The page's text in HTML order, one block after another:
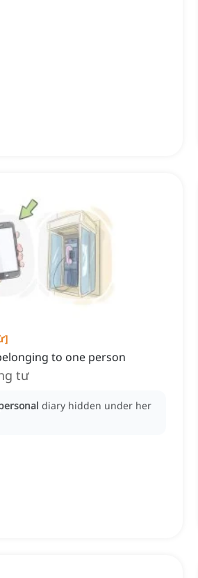
]
to one person
tư
diary hidden under her